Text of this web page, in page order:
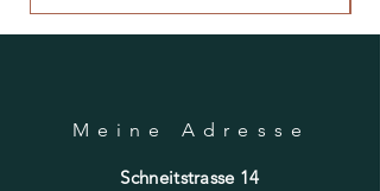
Meine Adresse
Schneitstrasse 14